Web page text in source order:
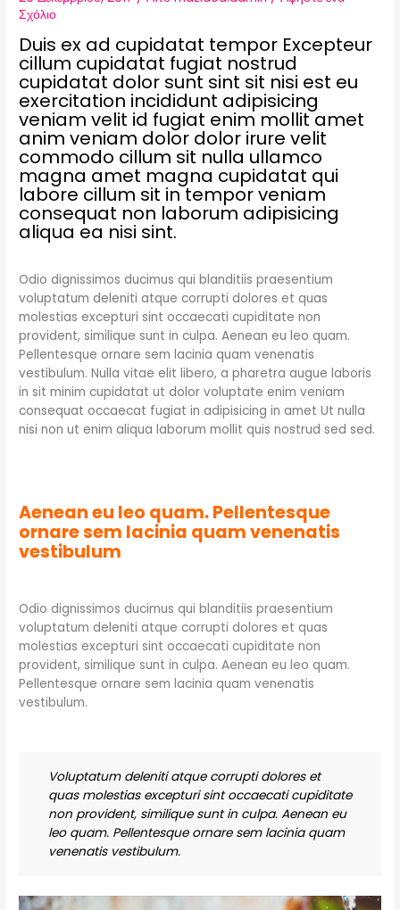
Σχόλιο
Duis ex ad cupidatat tempor Excepteur
cillum cupidatat fugiat nostrud
cupidatat dolor sunt sint sit nisi est eu
exercitation incididunt adipisicing
veniam velit id fugiat enim mollit amet
anim veniam dolor dolor irure velit
commodo cillum sit nulla ullamco
magna amet magna cupidatat qui
labore cillum sit in tempor veniam
consequat non laborum adipisicing
aliqua ea nisi sint.
Odio dignissimos ducimus qui blanditiis praesentium
voluptatum deleniti atque corrupti dolores et quas
molestias excepturi sint occaecati cupiditate non
provident, similique sunt in culpa. Aenean eu leo quam.
Pellentesque ornare sem lacinia quam venenatis
vestibulum. Nulla vitae elit libero, a pharetra augue laboris
in sit minim cupidatat ut dolor voluptate enim veniam
consequat occaecat fugiat in adipisicing in amet Ut nulla
nisi non ut enim aliqua laborum mollit quis nostrud sed sed.
Aenean eu leo quam. Pellentesque
ornare sem lacinia quam venenatis
vestibulum
Odio dignissimos ducimus qui blanditiis praesentium
voluptatum deleniti atque corrupti dolores et quas
molestias excepturi sint occaecati cupiditate non
provident, similique sunt in culpa. Aenean eu leo quam.
Pellentesque ornare sem lacinia quam venenatis
vestibulum.
Voluptatum deleniti atque corrupti dolores et
quas molestias excepturi sint occaecati cupiditate
non provident, similique sunt in culpa. Aenean eu
leo quam. Pellentesque ornare sem lacinia quam
venenatis vestibulum.